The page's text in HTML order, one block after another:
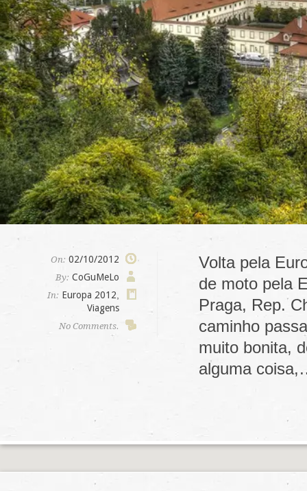
On: 02/10/2012
By: CoGuMeLo
In: Europa 2012
Viagens
No Comments.
Volta pela
de moto pela
Praga, Rep.
caminho
muito bonita,
alguma